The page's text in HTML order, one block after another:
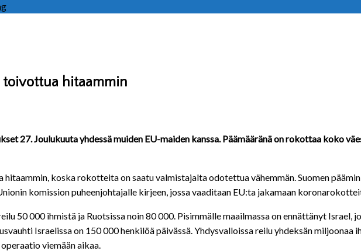
toivottua hitaammin
27. Joulukuuta yhdessä muiden EU-maiden kanssa. Päämääränä on rokottaa koko
koska rokotteita on saatu valmistajalta odotettua vähemmän. Suomen
komission puheenjohtajalle kirjeen, jossa vaaditaan EU:ta jakamaan
50 000 ihmistä ja Ruotsissa noin 80 000. Pisimmälle maailmassa on ennättänyt
Israelissa on 150 000 henkilöä päivässä. Yhdysvalloissa reilu yhdeksän miljoonaa
viemään aikaa.